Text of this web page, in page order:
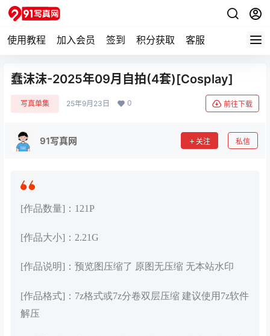
使用教程 加入会员 签到 积分获取 客服
蠢沫沫-2025年09月自拍(4套)[Cosplay]
写真单集 25年9月23日 0 前往下载
91写真网 关注 私信
[作品数量]：121P
[作品大小]：2.21G
[作品说明]：预览图压缩了 原图无压缩 无本站水印
[作品格式]：7z格式或7z分卷双层压缩 建议使用7z软件
解压